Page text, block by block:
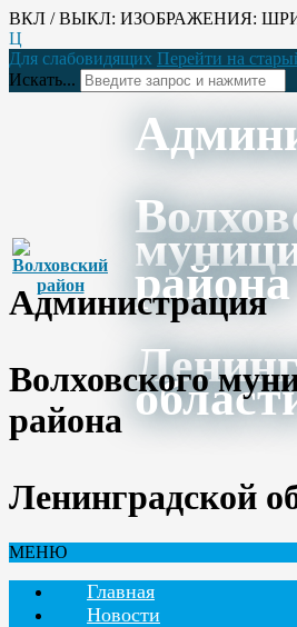
ВКЛ / ВЫКЛ: ИЗОБРАЖЕНИЯ:
Ц
Для слабовидящих Перейти на
Искать...
района
Администрация
Волховского
района
Ленинградской
МЕНЮ
Главная
Новости